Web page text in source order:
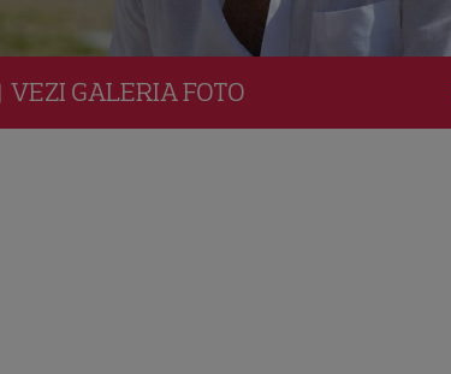
VEZI GALERIAFOTO